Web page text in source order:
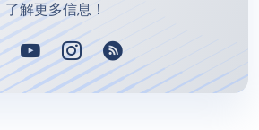
了解更多信息！